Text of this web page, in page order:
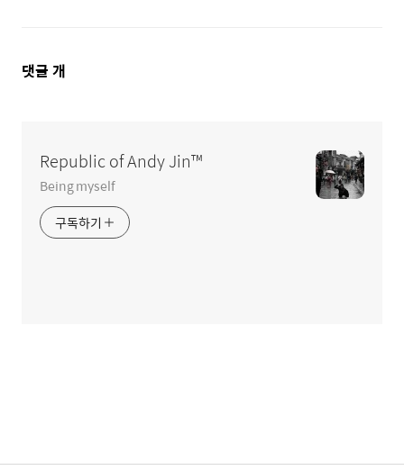
댓
댓글 개
Republic of Andy Jin™
Being myself
구독하기